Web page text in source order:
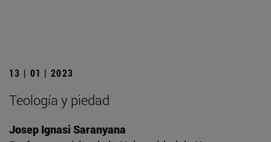
13 | 01 | 2023
Teología y piedad
Josep Ignasi Saranyana